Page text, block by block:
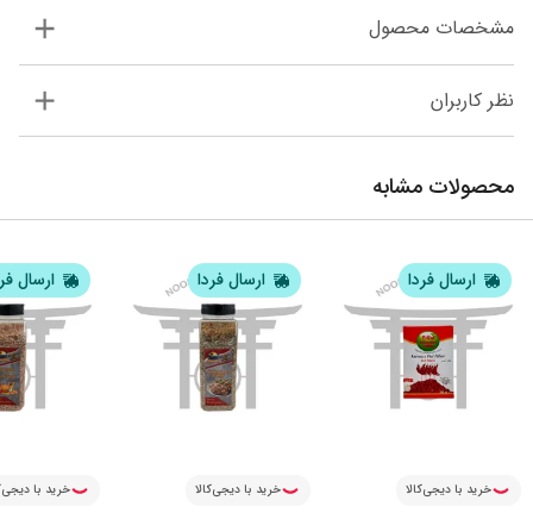
مشخصات محصول
نظر کاربران
محصولات مشابه
ارسال فردا
خرید با دیجی‌کالا
ارسال فردا
خرید با دیجی‌کالا
ارسال
خرید با